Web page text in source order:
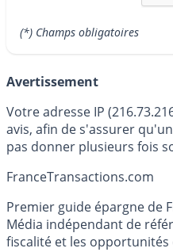
(*) Champs obligatoires
Avertissement
Votre adresse IP
avis, afin de s'assurer
pas donner plusieurs fois
FranceTransactions.com
Premier guide épargne de
Média indépendant de
fiscalité et les opportunités